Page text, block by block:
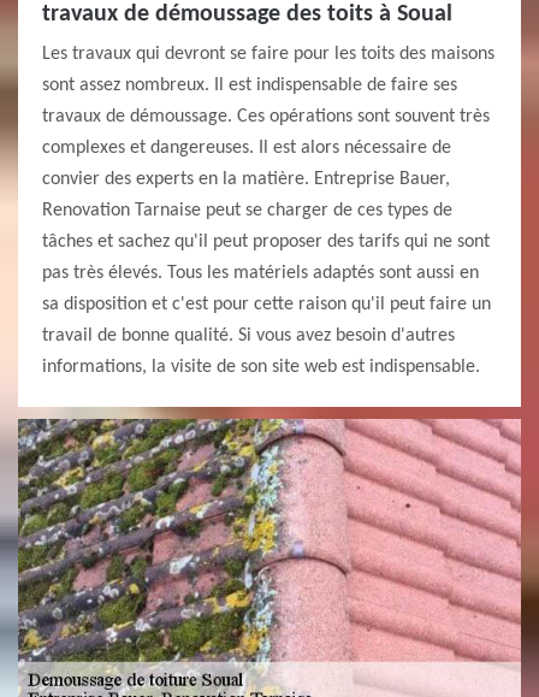
travaux de démoussage des toits à Soual
Les travaux qui devront se faire pour les toits des maisons
sont assez nombreux. Il est indispensable de faire ses
travaux de démoussage. Ces opérations sont souvent très
complexes et dangereuses. Il est alors nécessaire de
convier des experts en la matière. Entreprise Bauer,
Renovation Tarnaise peut se charger de ces types de
tâches et sachez qu'il peut proposer des tarifs qui ne sont
pas très élevés. Tous les matériels adaptés sont aussi en
sa disposition et c'est pour cette raison qu'il peut faire un
travail de bonne qualité. Si vous avez besoin d'autres
informations, la visite de son site web est indispensable.